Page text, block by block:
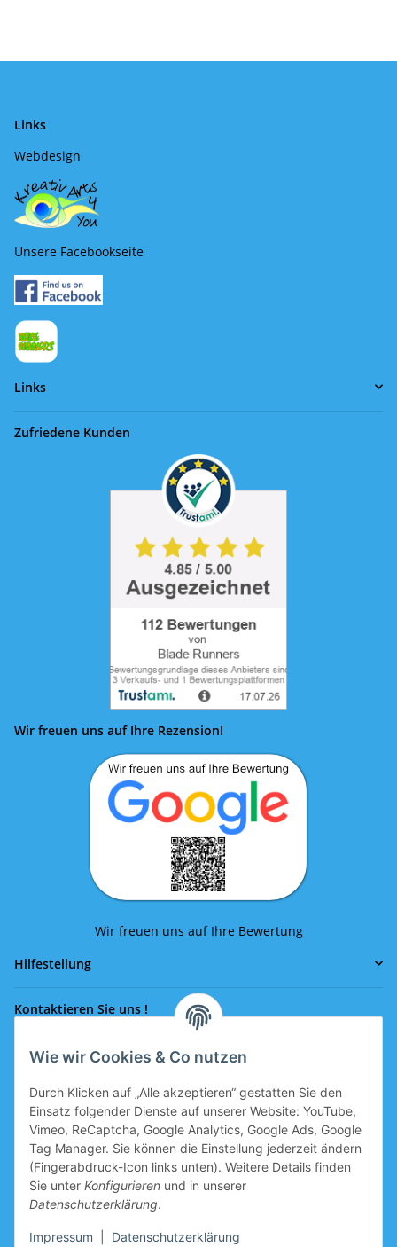
Wie wir Cookies & Co nutzen
Durch Klicken auf „Alle akzeptieren“ gestatten Sie den
Einsatz folgender Dienste auf unserer Website: YouTube,
Vimeo, ReCaptcha, Google Analytics, Google Ads, Google
Tag Manager. Sie können die Einstellung jederzeit ändern
(Fingerabdruck-Icon links unten). Weitere Details finden
Sie unter Konfigurieren und in unserer
Datenschutzerklärung.
Impressum Datenschutzerklärung
Links
Webdesign
Unsere Facebookseite
Links
Zufriedene Kunden
Wir freuen uns auf Ihre Rezension!
Wir freuen uns auf Ihre Bewertung
Hilfestellung
Kontaktieren Sie uns !
Rufen Sie uns an!
office@eissport.at
Mitglied der WKO
Informationen
Neukundengutschein